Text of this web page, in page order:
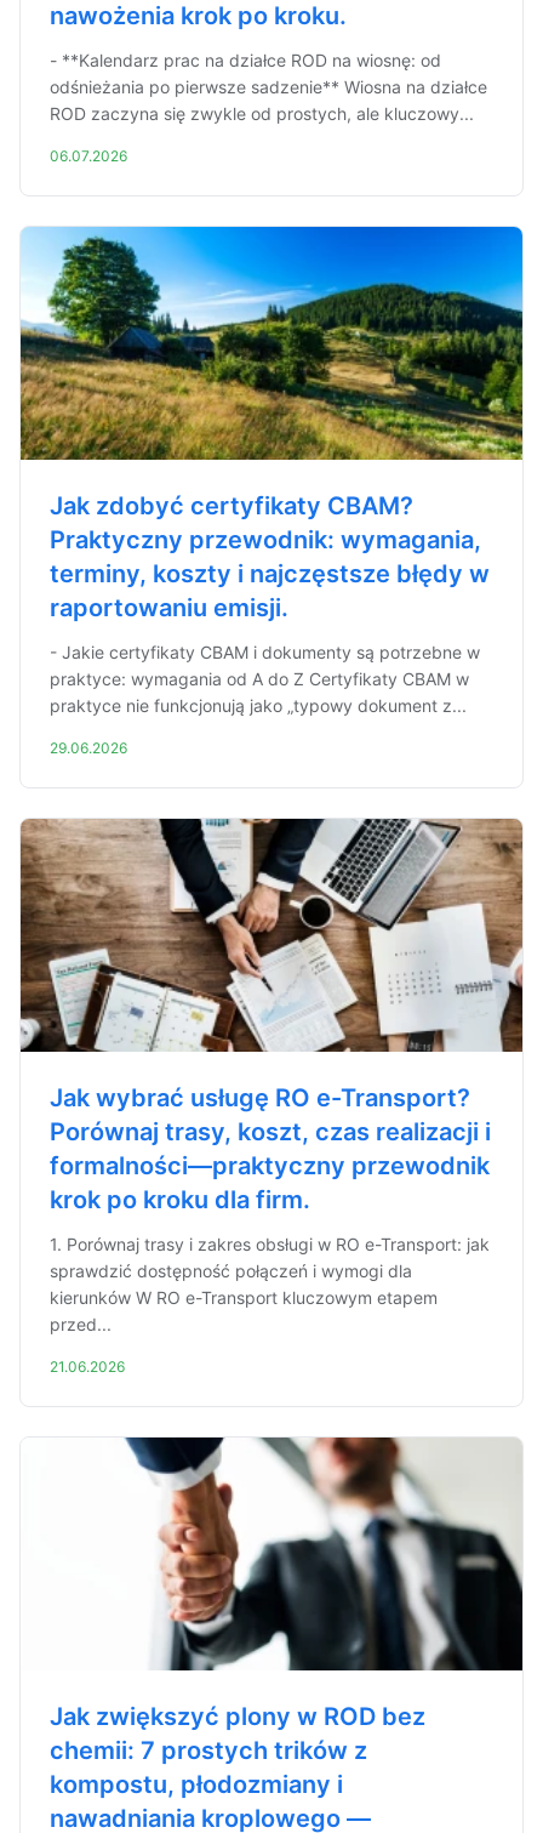
nawożenia krok po kroku.
- **Kalendarz prac na działce ROD na wiosnę: od
odśnieżania po pierwsze sadzenie** Wiosna na działce
ROD zaczyna się zwykle od prostych, ale kluczowy...
06.07.2026
Jak zdobyć certyfikaty CBAM?
Praktyczny przewodnik: wymagania,
terminy, koszty i najczęstsze błędy w
raportowaniu emisji.
- Jakie certyfikaty CBAM i dokumenty są potrzebne w
praktyce: wymagania od A do Z Certyfikaty CBAM w
praktyce nie funkcjonują jako „typowy dokument z...
29.06.2026
Jak wybrać usługę RO e-Transport?
Porównaj trasy, koszt, czas realizacji i
formalności—praktyczny przewodnik
krok po kroku dla firm.
1. Porównaj trasy i zakres obsługi w RO e-Transport: jak
sprawdzić dostępność połączeń i wymogi dla
kierunków W RO e-Transport kluczowym etapem
przed...
21.06.2026
Jak zwiększyć plony w ROD bez
chemii: 7 prostych trików z
kompostu, płodozmiany i
nawadniania kroplowego —